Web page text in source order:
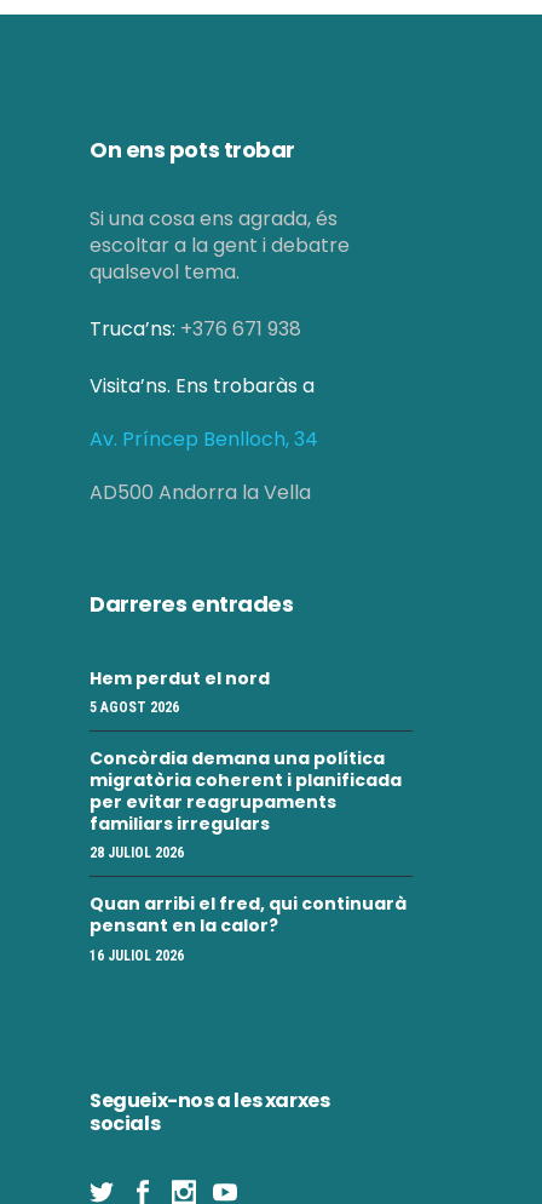
On ens pots trobar
Si una cosa ens agrada, és
escoltar a la gent i debatre
qualsevol tema.
Truca’ns: +376 671 938
Visita’ns. Ens trobaràs a
Av. Príncep Benlloch, 34
AD500 Andorra la Vella
Darreres entrades
Hem perdut el nord
5 AGOST 2026
Concòrdia demana una política
migratòria coherent i planificada
per evitar reagrupaments
familiars irregulars
28 JULIOL 2026
Quan arribi el fred, qui continuarà
pensant en la calor?
16 JULIOL 2026
Segueix-nos a les xarxes
socials